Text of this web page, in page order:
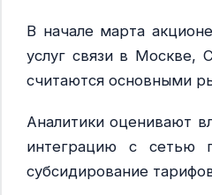
В начале марта
услуг связи в Москве,
считаются основными
Аналитики оценивают
интеграцию с сетью
субсидирование